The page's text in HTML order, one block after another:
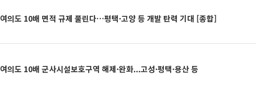
여의도 10배 면적 규제 풀린다…평택·고양 등 개발 탄력 기대 [종합]
여의도 10배 군사시설보호구역 해제·완화...고성·평택·용산 등